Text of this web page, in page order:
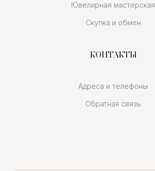
Ювелирная мастерская
Скупка и обмен
КОНТАКТЫ
Адреса и телефоны
Обратная связь